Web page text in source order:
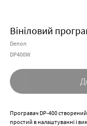
Вініловий
Denon
DP400W
Програвач DP-400 створений
простий в налаштуванні і